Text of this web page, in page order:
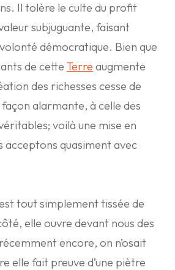
Il tolère le culte du profit
subjuguante, faisant
démocratique. Bien que
de cette Terre augmente
des richesses cesse de
alarmante, à celle des
voilà une mise en
acceptons quasiment avec
tout simplement tissée de
elle ouvre devant nous des
encore, on n’osait
elle fait preuve d’une piètre